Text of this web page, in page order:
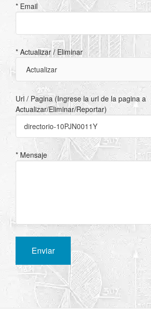
* Email
* Actualizar / Eliminar
Url / Pagina (Ingrese la url de la pagina a
Actualizar/Eliminar/Reportar)
* Mensaje
Enviar